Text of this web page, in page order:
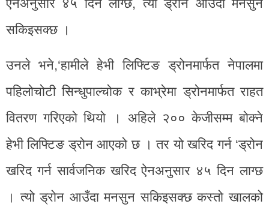
ऐनअनुसार ४५ दिन लाग्छ, त्यो ड्रोन आउँदा मनसुन
सकिइसक्छ ।
उनले भने,‘हामीले हेभी लिफ्टिङ ड्रोनमार्फत नेपालमा
पहिलोचोटी सिन्धुपाल्चोक र काभ्रेमा ड्रोनमार्फत राहत
वितरण गरिएको थियो । अहिले २०० केजीसम्म बोक्ने
हेभी लिफ्टिङ ड्रोन आएको छ । तर यो खरिद गर्न ‘ड्रोन
खरिद गर्न सार्वजनिक खरिद ऐनअनुसार ४५ दिन लाग्छ
। त्यो ड्रोन आउँदा मनसुन सकिइसक्छ कस्तो खालको